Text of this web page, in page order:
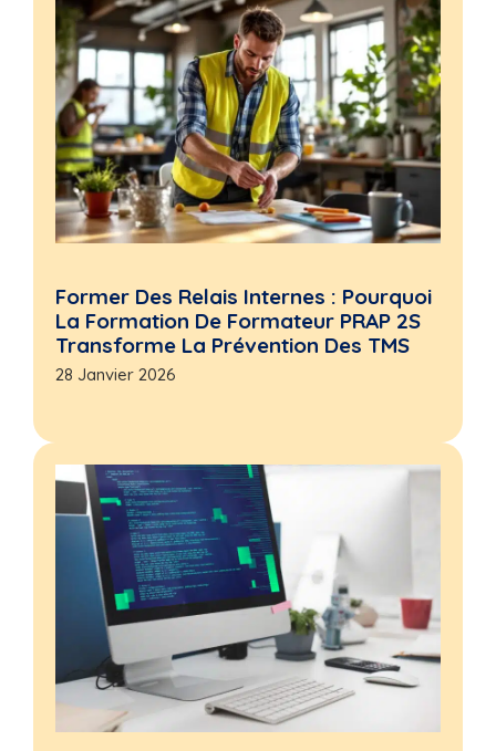
Former Des Relais Internes : Pourquoi
La Formation De Formateur PRAP 2S
Transforme La Prévention Des TMS
28 Janvier 2026